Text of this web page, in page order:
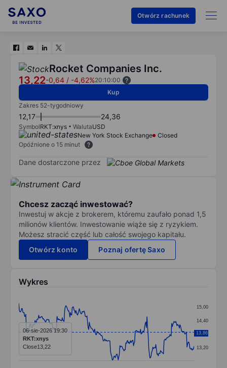
Otwórz rachunek
Rocket Companies Inc.
13,22-0,64 / -4,62%20:10:00
Kup
Zakres 52-tygodniowy
12,17 24,36
SymbolRKT:xnys WalutaUSD
New York Stock Exchange
Closed
Opóźnione o 15 minut
Dane dostarczone przez
Chcesz zacząć inwestować?
Inwestuj w akcje z brokerem, któremu zaufało ponad 1,5
milionów klientów. Inwestowanie wiąże się z ryzykiem.
Możesz stracić część lub całość swojego kapitału.
Otwórz konto
Poznaj ofertę Saxo
Wykres
Line chart with 299 data points.
The chart has 1 X axis displaying categories.
The chart has 1 Y axis displaying values. Data ranges
13,20
13,80
14,40
15,00
13,86
06-sie-2026 19:30
RKT:xnys
Close13,22